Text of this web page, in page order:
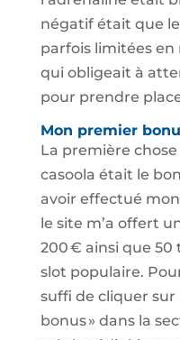
négatif était que
parfois limitées
qui obligeait à
pour prendre
Mon premier
La première
casoola était le
avoir effectué
le site m’a offert
200 € ainsi que
slot populaire.
suffi de cliquer sur
bonus » dans la